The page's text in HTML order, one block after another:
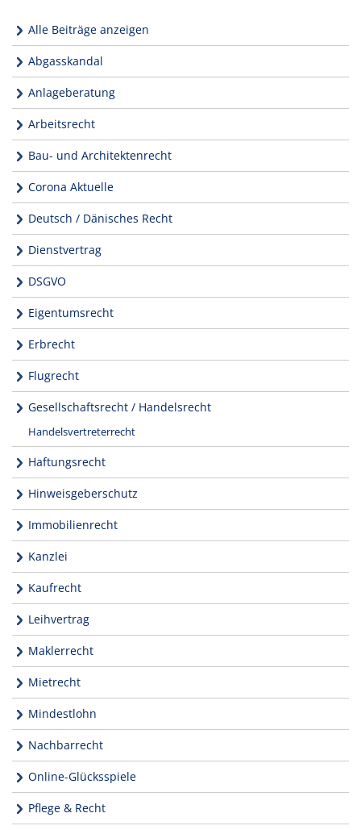
Alle Beiträge anzeigen
Abgasskandal
Anlageberatung
Arbeitsrecht
Bau- und Architektenrecht
Corona Aktuelle
Deutsch / Dänisches Recht
Dienstvertrag
DSGVO
Eigentumsrecht
Erbrecht
Flugrecht
Gesellschaftsrecht / Handelsrecht
Handelsvertreterrecht
Haftungsrecht
Hinweisgeberschutz
Immobilienrecht
Kanzlei
Kaufrecht
Leihvertrag
Maklerrecht
Mietrecht
Mindestlohn
Nachbarrecht
Online-Glücksspiele
Pflege & Recht